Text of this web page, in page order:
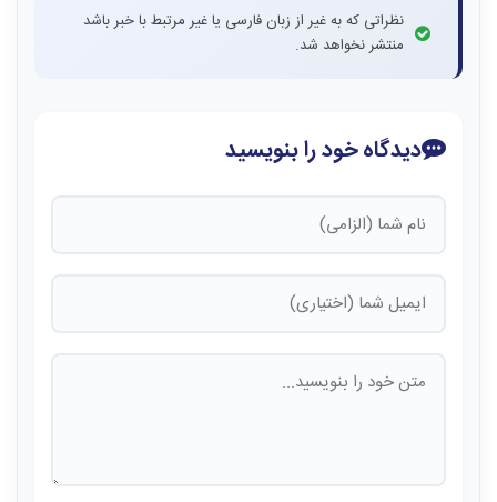
نظراتی که به غیر از زبان فارسی یا غیر مرتبط با خبر باشد
منتشر نخواهد شد.
دیدگاه خود را بنویسید